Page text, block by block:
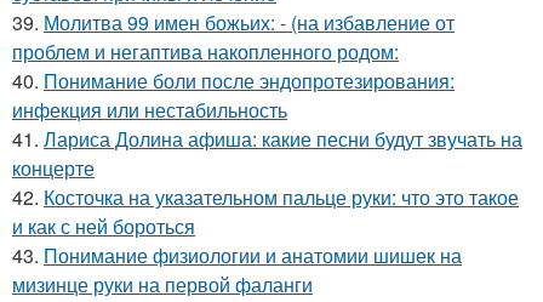
39. Молитва 99 имен божьих: - (на избавление от
проблем и негаптива накопленного родом:
40. Понимание боли после эндопротезирования:
инфекция или нестабильность
41. Лариса Долина афиша: какие песни будут звучать на
концерте
42. Косточка на указательном пальце руки: что это такое
и как с ней бороться
43. Понимание физиологии и анатомии шишек на
мизинце руки на первой фаланги